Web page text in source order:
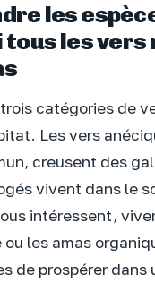
les
les vers
catégories de
Les vers
creusent des
vivent dans le
intéressent,
les amas
de prospérer dans